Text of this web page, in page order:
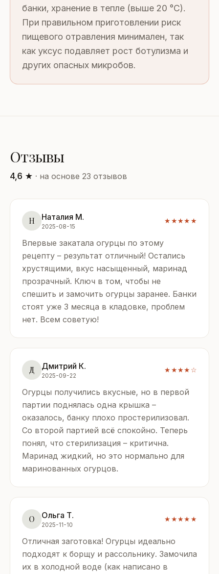
банки, хранение в тепле (выше 20 °C).
При правильном приготовлении риск
пищевого отравления минимален, так
как уксус подавляет рост ботулизма и
других опасных микробов.
Отзывы
4,6 ★ · на основе 23 отзывов
Н Наталия М.
2025-08-15
★★★★★
Впервые закатала огурцы по этому
рецепту – результат отличный! Остались
хрустящими, вкус насыщенный, маринад
прозрачный. Ключ в том, чтобы не
спешить и замочить огурцы заранее. Банки
стоят уже 3 месяца в кладовке, проблем
нет. Всем советую!
Д Дмитрий К.
2025-09-22
★★★★☆
Огурцы получились вкусные, но в первой
партии поднялась одна крышка –
оказалось, банку плохо простерилизовал.
Со второй партией всё спокойно. Теперь
понял, что стерилизация – критична.
Маринад жидкий, но это нормально для
маринованных огурцов.
О Ольга Т.
2025-11-10
★★★★★
Отличная заготовка! Огурцы идеально
подходят к борщу и рассольнику. Замочила
их в холодной воде (как написано в